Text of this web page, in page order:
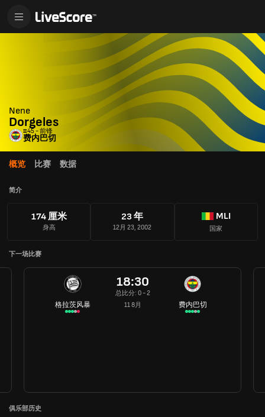
Nene
Dorgeles
#45 - 前锋
费内巴切
概览 比赛 数据
简介
174 厘米
身高
23 年
12月 23, 2002
MLI
国家
下一场比赛
格拉茨风暴
18:30
总比分: 0 - 2
11 8月
费内巴切
俱乐部历史